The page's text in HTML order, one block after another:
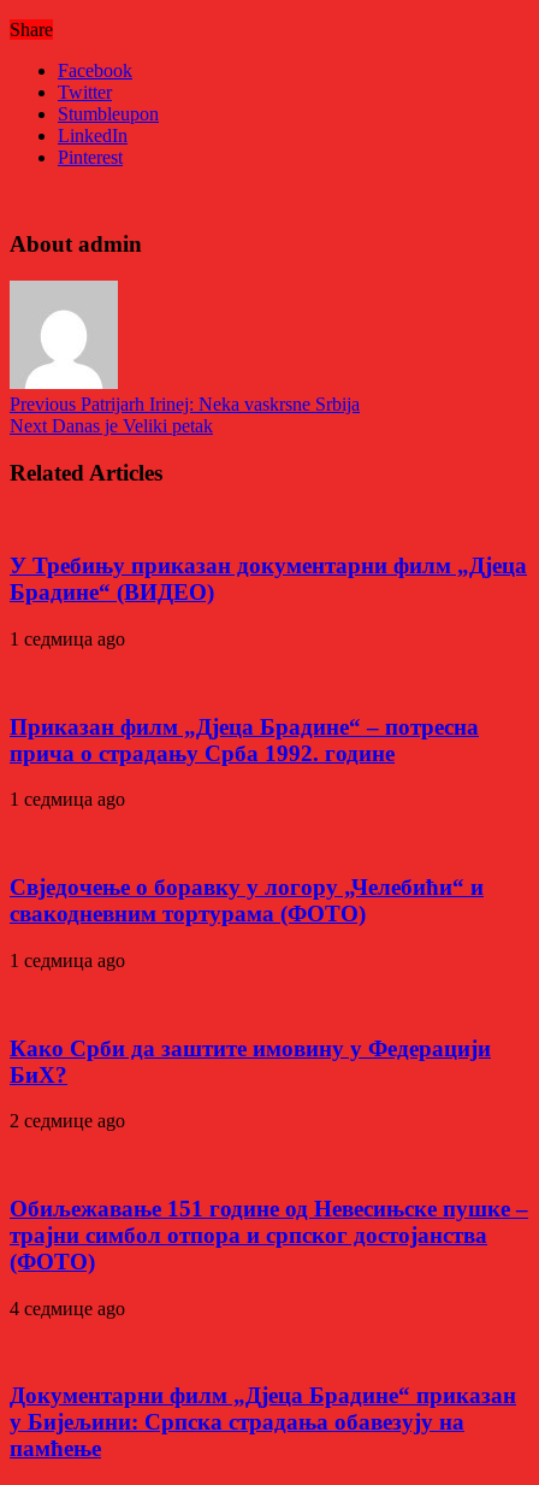
Share
Facebook
Twitter
Stumbleupon
LinkedIn
Pinterest
About admin
Previous Patrijarh Irinej: Neka vaskrsne Srbija
Next Danas je Veliki petak
Related Articles
У Требињу приказан документарни филм „Дјеца
Брадине“ (ВИДЕО)
1 седмица ago
Приказан филм „Дјеца Брадине“ – потресна
прича о страдању Срба 1992. године
1 седмица ago
Свједочење о боравку у логору „Челебићи“ и
свакодневним тортурама (ФОТО)
1 седмица ago
Како Срби да заштите имовину у Федерацији
БиХ?
2 седмице ago
Обиљежавање 151 године од Невесињске пушке –
трајни симбол отпора и српског достојанства
(ФОТО)
4 седмице ago
Документарни филм „Дјеца Брадине“ приказан
у Бијељини: Српска страдања обавезују на
памћење